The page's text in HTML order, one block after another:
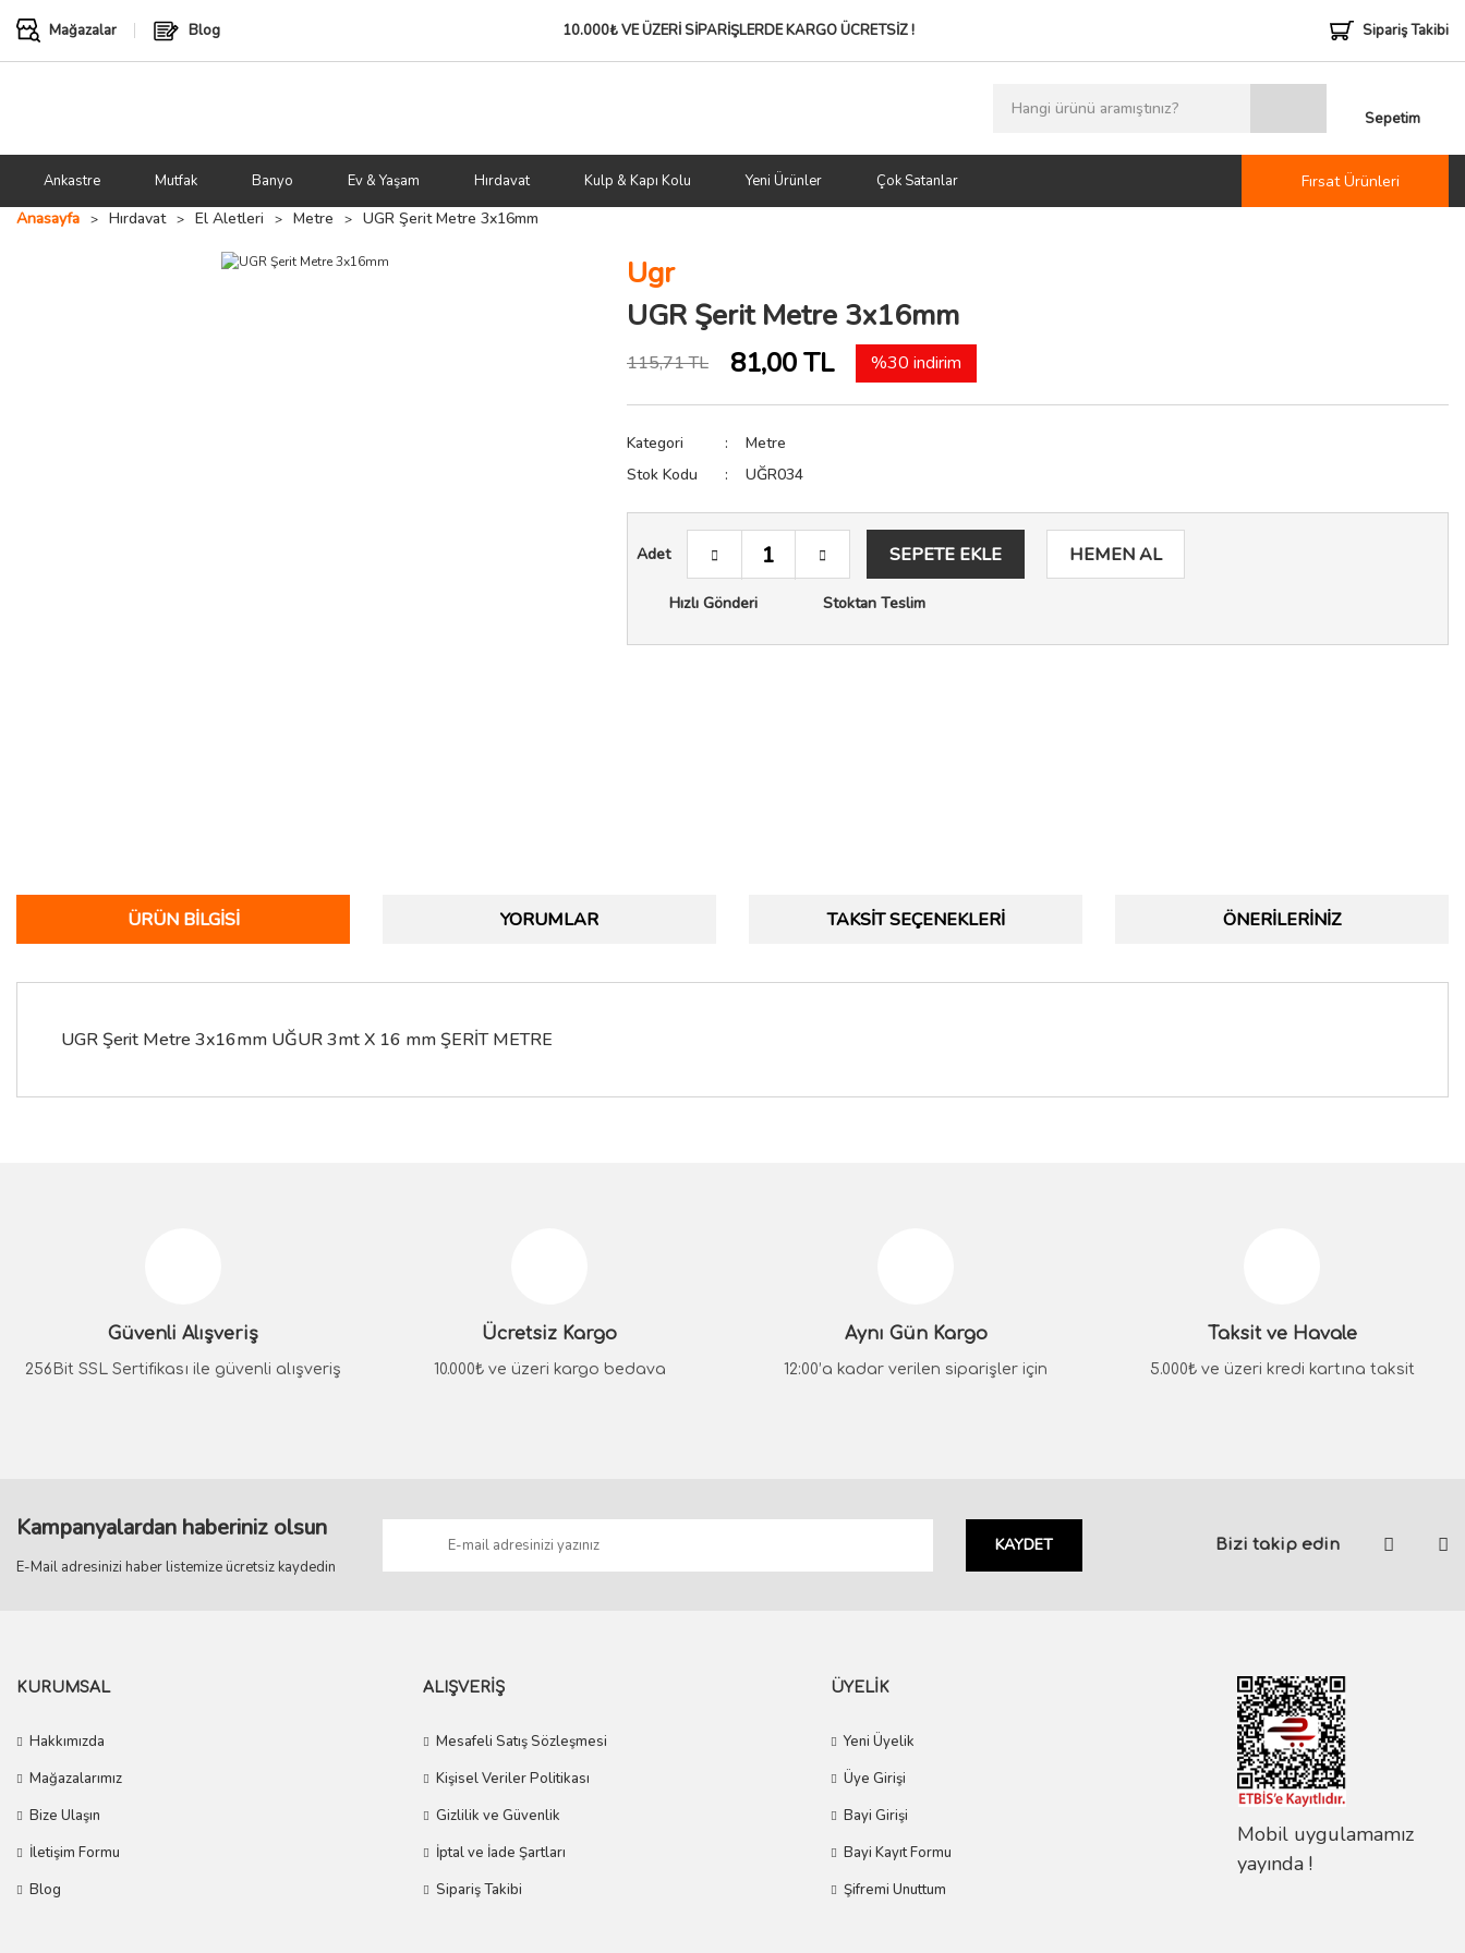
Mağazalar Blog 10.000₺ VE ÜZERİ SİPARİŞLERDEKARGO ÜCRETSİZ ! Sipariş Takibi
Sepetim
Ankastre Mutfak Banyo Ev & Yaşam Hırdavat Kulp & Kapı Kolu Yeni Ürünler Çok Satanlar
Fırsat Ürünleri
Anasayfa
Hırdavat El Aletleri Metre UGR Şerit Metre 3x16mm
Ugr
UGR Şerit Metre 3x16mm
115,71 TL 81,00 TL %30 indirim
Kategori
Metre
Stok Kodu
UĞR034
Adet SEPETE EKLE HEMEN AL
Hızlı Gönderi Stoktan Teslim
ÜRÜN BILGISI YORUMLAR TAKSIT SEÇENEKLERI ÖNERILERINIZ
UGR Şerit Metre 3x16mm UĞUR 3mt X 16 mm ŞERİT METRE
Ürün bilgilerinde hatalar bulunuyor.
Ürün fiyatı diğer sitelerden daha pahalı.
Güvenli Alışveriş
256Bit SSL Sertifikası ile güvenli alışveriş
Ücretsiz Kargo
10.000₺ ve üzeri kargo bedava
Aynı Gün Kargo
12:00’a kadar verilen siparişler için
Taksit ve Havale
5.000₺ ve üzeri kredi kartına taksit
Kampanyalardan haberiniz olsun
E-Mail adresinizi haber listemize ücretsiz kaydedin
KAYDET Bizi takip edin
KURUMSAL
Hakkımızda
Mağazalarımız
Bize Ulaşın
İletişim Formu
Blog
ALIŞVERİŞ
Mesafeli Satış Sözleşmesi
Kişisel Veriler Politikası
Gizlilik ve Güvenlik
İptal ve İade Şartları
Sipariş Takibi
ÜYELİK
Yeni Üyelik
Üye Girişi
Bayi Girişi
Bayi Kayıt Formu
Şifremi Unuttum
Mobil uygulamamız
yayında !